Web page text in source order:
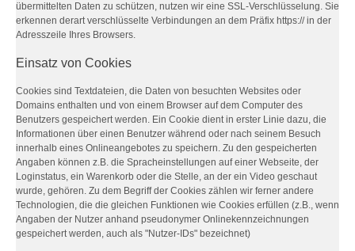
übermittelten Daten zu schützen, nutzen wir eine SSL-Verschlüsselung. Sie
erkennen derart verschlüsselte Verbindungen an dem Präfix https:// in der
Adresszeile Ihres Browsers.
Einsatz von Cookies
Cookies sind Textdateien, die Daten von besuchten Websites oder
Domains enthalten und von einem Browser auf dem Computer des
Benutzers gespeichert werden. Ein Cookie dient in erster Linie dazu, die
Informationen über einen Benutzer während oder nach seinem Besuch
innerhalb eines Onlineangebotes zu speichern. Zu den gespeicherten
Angaben können z.B. die Spracheinstellungen auf einer Webseite, der
Loginstatus, ein Warenkorb oder die Stelle, an der ein Video geschaut
wurde, gehören. Zu dem Begriff der Cookies zählen wir ferner andere
Technologien, die die gleichen Funktionen wie Cookies erfüllen (z.B., wenn
Angaben der Nutzer anhand pseudonymer Onlinekennzeichnungen
gespeichert werden, auch als "Nutzer-IDs" bezeichnet)